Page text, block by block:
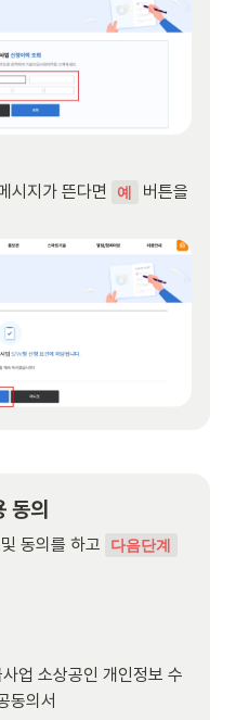
시지가 뜬다면 예
버튼을
동의
동의를 하고 다음단계
업 소상공인 개인정보 수
동의서